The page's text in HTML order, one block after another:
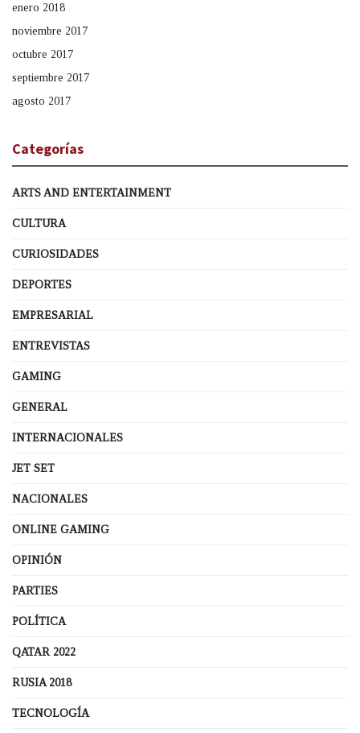
enero 2018
noviembre 2017
octubre 2017
septiembre 2017
agosto 2017
Categorías
ARTS AND ENTERTAINMENT
CULTURA
CURIOSIDADES
DEPORTES
EMPRESARIAL
ENTREVISTAS
GAMING
GENERAL
INTERNACIONALES
JET SET
NACIONALES
ONLINE GAMING
OPINIÓN
PARTIES
POLÍTICA
QATAR 2022
RUSIA 2018
TECNOLOGÍA